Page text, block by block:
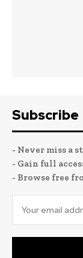
Subscribe
- Never miss a
- Gain full
- Browse free